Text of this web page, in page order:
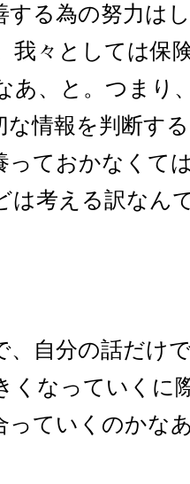
する為の努力は
我々としては保
あ、と。つまり
な情報を判断す
っておかなくて
は考える訳なん
、自分の話だけ
くなっていくに
っていくのかな